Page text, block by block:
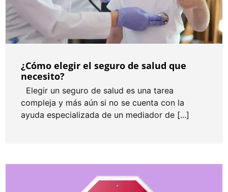
¿Cómo elegir el seguro de salud que
necesito?
Elegir un seguro de salud es una tarea
compleja y más aún si no se cuenta con la
ayuda especializada de un mediador de [...]